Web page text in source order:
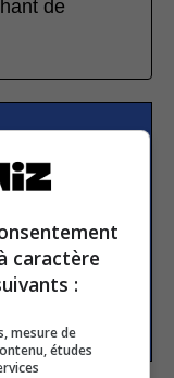
de
caractère
:
mesure de
études